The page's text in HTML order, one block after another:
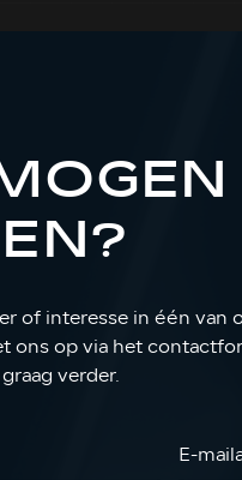
of interesse in één van
ons op via het
verder.
E-